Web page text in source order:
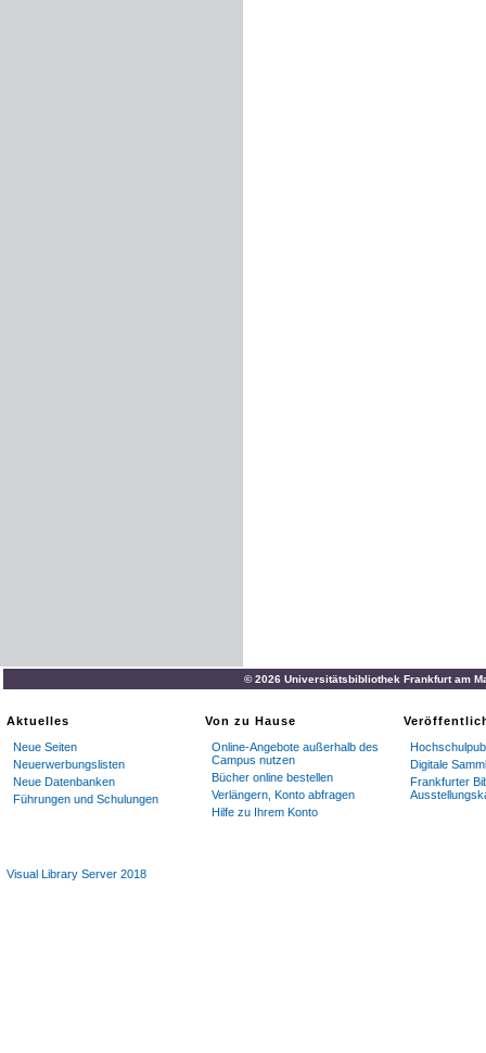
© 2026 Universitätsbibliothek Frankfurt am
Aktuelles
Neue Seiten
Neuerwerbungslisten
Neue Datenbanken
Führungen und Schulungen
Von zu Hause
Online-Angebote außerhalb des
Campus nutzen
Bücher online bestellen
Verlängern, Konto abfragen
Hilfe zu Ihrem Konto
Digitale
Frankfurter
Visual Library Server 2018